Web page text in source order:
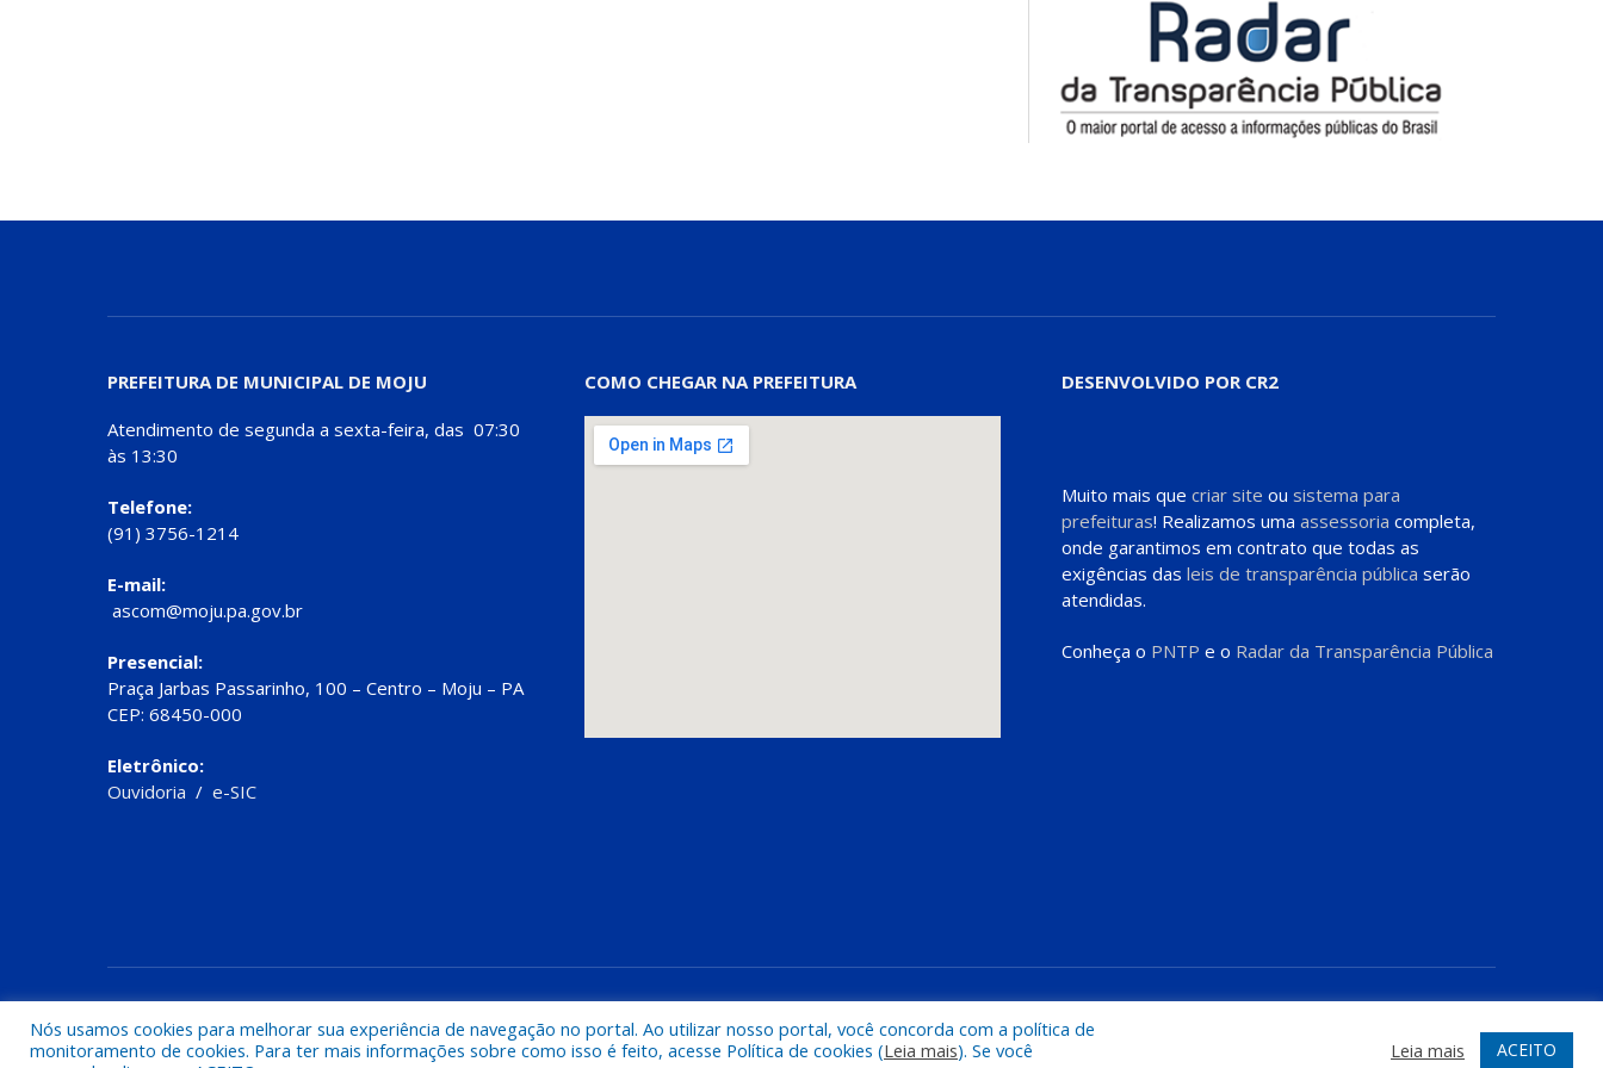
PREFEITURA DE MUNICIPAL DE MOJU
Atendimento de segunda a sexta-feira, das 07:30
às 13:30
Telefone:
(91) 3756-1214
E-mail:
ascom@moju.pa.gov.br
Presencial:
Praça Jarbas Passarinho, 100 – Centro – Moju – PA
CEP: 68450-000
Eletrônico:
Ouvidoria / e-SIC
COMO CHEGAR NA PREFEITURA DESENVOLVIDO POR CR2
Muito mais que criar site ou sistema para
prefeituras! Realizamos uma assessoria completa,
onde garantimos em contrato que todas as
exigências das leis de transparência pública serão
atendidas.
Conheça o PNTP e o Radar da Transparência Pública
Nós usamos cookies para melhorar sua experiência de navegação no portal. Ao utilizar nosso portal, você concorda com a política de
monitoramento de cookies. Para ter mais informações sobre como isso é feito, acesse Política de cookies (Leia mais). Se você
Leia mais ACEITO